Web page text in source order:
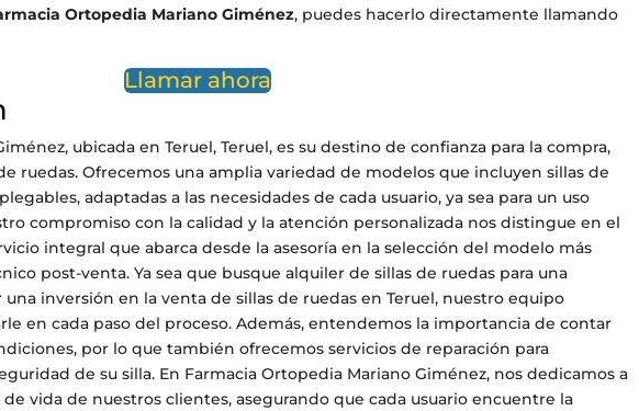
Ortopedia Mariano Giménez, puedes hacerlo directamente llamando
Llamar ahora
ubicada en Teruel, Teruel, es su destino de confianza para la compra,
ruedas. Ofrecemos una amplia variedad de modelos que incluyen sillas de
adaptadas a las necesidades de cada usuario, ya sea para un uso
compromiso con la calidad y la atención personalizada nos distingue en el
integral que abarca desde la asesoría en la selección del modelo más
post-venta. Ya sea que busque alquiler de sillas de ruedas para una
una inversión en la venta de sillas de ruedas en Teruel, nuestro equipo
en cada paso del proceso. Además, entendemos la importancia de contar
por lo que también ofrecemos servicios de reparación para
de su silla. En Farmacia Ortopedia Mariano Giménez, nos dedicamos a
vida de nuestros clientes, asegurando que cada usuario encuentre la